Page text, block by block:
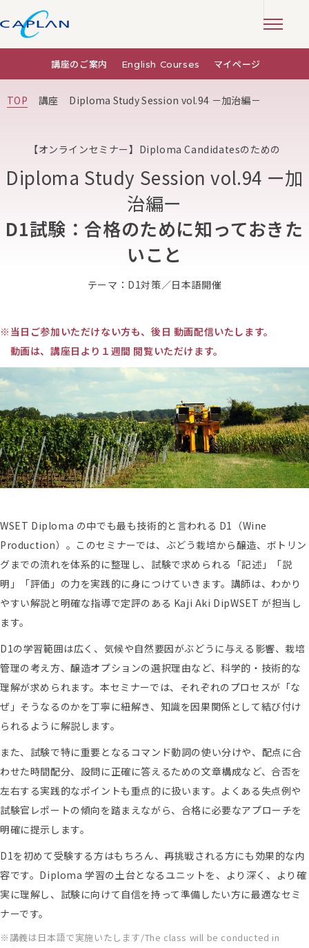
講座のご案内 English Courses マイページ
TOP 講座 Diploma Study Session vol.94 －加治編－
【オンラインセミナー】Diploma Candidatesのための
Diploma Study Session vol.94 ー加
治編ー
D1試験：合格のために知っておきた
いこと
テーマ：D1対策／日本語開催
※当日ご参加いただけない方も、後日 動画配信いたします。
動画は、講座日より１週間 閲覧いただけます。
WSET Diploma の中でも最も技術的と言われる D1（Wine
Production）。このセミナーでは、ぶどう栽培から醸造、ボトリン
グまでの流れを体系的に整理し、試験で求められる「記述」「説
明」「評価」の力を実践的に身につけていきます。講師は、わかり
やすい解説と明確な指導で定評のある Kaji Aki DipWSET が担当し
ます。
D1の学習範囲は広く、気候や自然要因がぶどうに与える影響、栽培
管理の考え方、醸造オプションの選択理由など、科学的・技術的な
理解が求められます。本セミナーでは、それぞれのプロセスが「な
ぜ」そうなるのかを丁寧に紐解き、知識を因果関係として結び付け
られるように解説します。
また、試験で特に重要となるコマンド動詞の使い分けや、配点に合
わせた時間配分、設問に正確に答えるための文章構成など、合否を
左右する実践的なポイントも重点的に扱います。よくある失点例や
試験官レポートの傾向を踏まえながら、合格に必要なアプローチを
明確に提示します。
D1を初めて受験する方はもちろん、再挑戦される方にも効果的な内
容です。Diploma 学習の土台となるユニットを、より深く、より確
実に理解し、試験に向けて自信を持って準備したい方に最適なセミ
ナーです。
講義は日本語で実施いたします/The class will be conducted in